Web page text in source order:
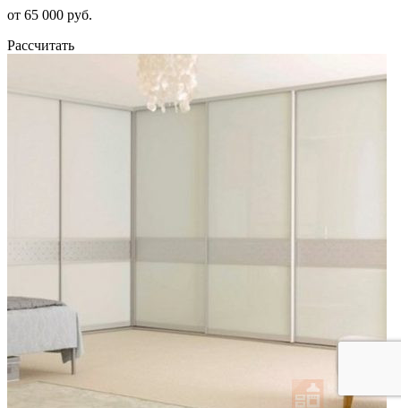
от 65 000 руб.
Рассчитать